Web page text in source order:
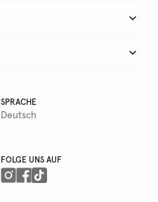
SPRACHE
Deutsch
FOLGE UNS AUF